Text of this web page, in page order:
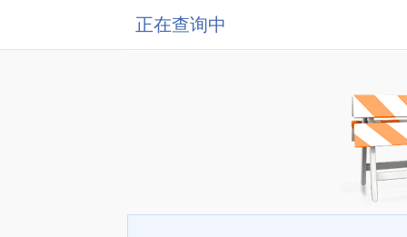
正在查询中